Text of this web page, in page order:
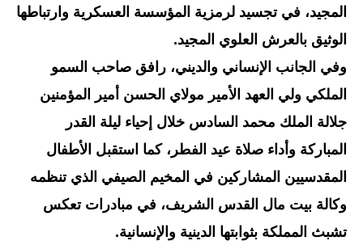
المجيد، في تجسيد لرمزية المؤسسة العسكرية وارتباطها
الوثيق بالعرش العلوي المجيد.
وفي الجانب الإنساني والديني، رافق صاحب السمو
الملكي ولي العهد الأمير مولاي الحسن أمير المؤمنين
جلالة الملك محمد السادس خلال إحياء ليلة القدر
المباركة وأداء صلاة عيد الفطر، كما استقبل الأطفال
المقدسيين المشاركين في المخيم الصيفي الذي تنظمه
وكالة بيت مال القدس الشريف، في مبادرات تعكس
تشبث المملكة بثوابتها الدينية والإنسانية.